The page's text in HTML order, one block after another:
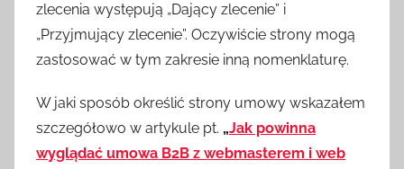
zlecenia występują „Dający zlecenie” i
„Przyjmujący zlecenie”. Oczywiście strony mogą
zastosować w tym zakresie inną nomenklaturę.
W jaki sposób określić strony umowy wskazałem
szczegółowo w artykule pt. „Jak powinna
wyglądać umowa B2B z webmasterem i web